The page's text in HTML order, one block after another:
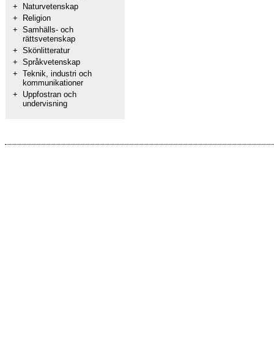
+
Naturvetenskap
+
Religion
+ Samhälls- och
rättsvetenskap
+ Skönlitteratur
+ Språkvetenskap
+ Teknik, industri och
kommunikationer
+
Uppfostran och
undervisning